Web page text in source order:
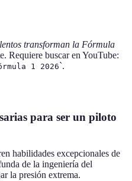
transforman la Fórmula
Requiere buscar en YouTube:
1 2026`.
para ser un piloto
habilidades excepcionales de
de la ingeniería del
la presión extrema.